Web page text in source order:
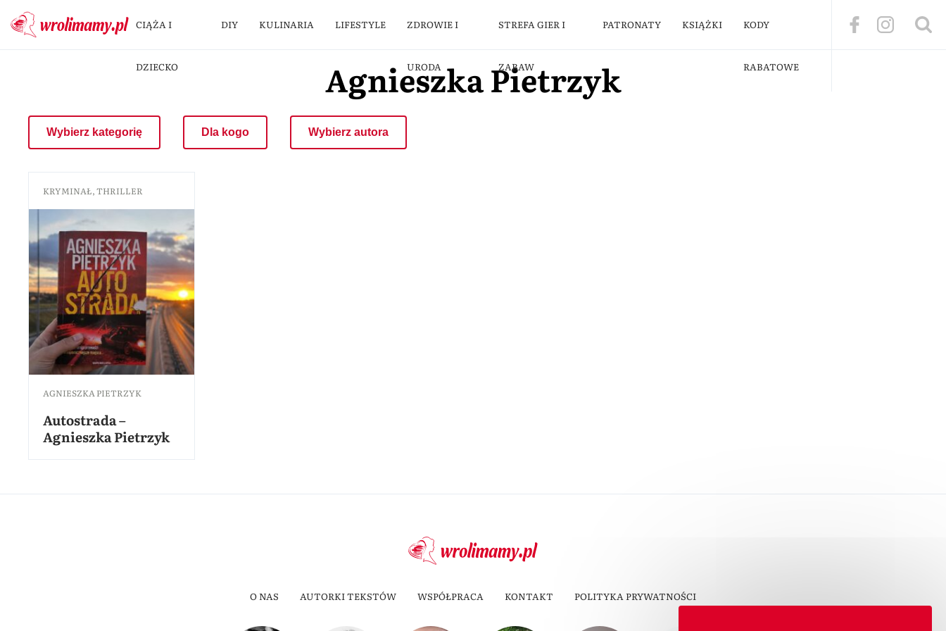
CIĄŻA I
DZIECKO
DIY KULINARIA LIFESTYLE ZDROWIE I
URODA
STREFA GIER I
ZABAW
PATRONATY KSIĄŻKI KODY
RABATOWE
Agnieszka Pietrzyk
Wybierz kategorię Dla kogo Wybierz autora
KRYMINAŁ,THRILLER
AGNIESZKA PIETRZYK
Autostrada –
Agnieszka Pietrzyk
O NAS AUTORKI TEKSTÓW WSPÓŁPRACA KONTAKT POLITYKA PRYWATNOŚCI